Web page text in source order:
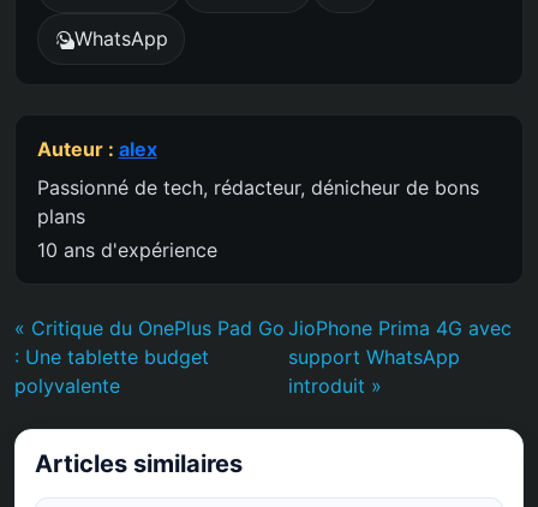
WhatsApp
Auteur : alex
Passionné de tech, rédacteur, dénicheur de bons
plans
10 ans d'expérience
« Critique du OnePlus Pad Go
: Une tablette budget
polyvalente
JioPhone Prima 4G avec
support WhatsApp
introduit »
Articles similaires